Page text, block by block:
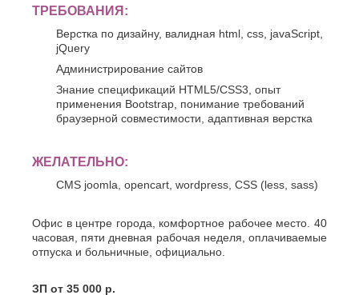
ТРЕБОВАНИЯ:
Верстка по дизайну, валидная html, css, javaScript,
jQuery
Администрирование сайтов
Знание спецификаций HTML5/CSS3, опыт
применения Bootstrap, понимание требований
браузерной совместимости, адаптивная верстка
ЖЕЛАТЕЛЬНО:
CMS joomla, opencart, wordpress, CSS (less, sass)
Офис в центре города, комфортное рабочее место. 40
часовая, пяти дневная рабочая неделя, оплачиваемые
отпуска и больничные, официально.
ЗП от 35 000 р.